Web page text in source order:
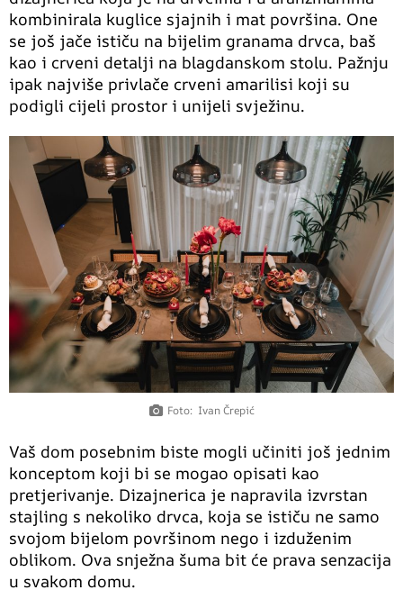
kombinirala kuglice sjajnih i mat površina. One
se još jače ističu na bijelim granama drvca, baš
kao i crveni detalji na blagdanskom stolu. Pažnju
ipak najviše privlače crveni amarilisi koji su
podigli cijeli prostor i unijeli svježinu.
Foto: Ivan Črepić
Vaš dom posebnim biste mogli učiniti još jednim
konceptom koji bi se mogao opisati kao
pretjerivanje. Dizajnerica je napravila izvrstan
stajling s nekoliko drvca, koja se ističu ne samo
svojom bijelom površinom nego i izduženim
oblikom. Ova snježna šuma bit će prava senzacija
u svakom domu.